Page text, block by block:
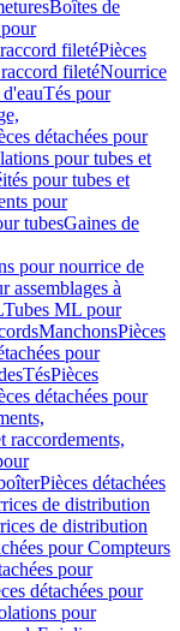
Boîtes de
filetéPièces
filetéNourrice
Tés pour
détachées pour
pour tubes et
pour tubes et
pour
tubesGaines de
pour nourrice de
assemblages à
Tubes ML pour
ManchonsPièces
pour
TésPièces
détachées pour
raccordements,
Pièces détachées
de distribution
de distribution
pour Compteurs
pour
détachées pour
pour